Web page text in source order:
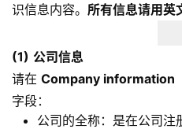
识信息内容。 所有信息请用英
(1) 公司信息
请在 Company information（
字段：
公司的全称：是在公司注